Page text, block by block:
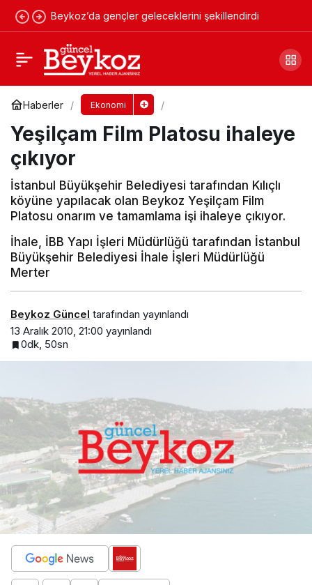
Beykoz’da gençler geleceklerini şekillendirdi
Haberler Ekonomi
Yeşilçam Film Platosu ihaleye
çıkıyor
İstanbul Büyükşehir Belediyesi tarafından Kılıçlı
köyüne yapılacak olan Beykoz Yeşilçam Film
Platosu onarım ve tamamlama işi ihaleye çıkıyor.
İhale, İBB Yapı İşleri Müdürlüğü tarafından İstanbul
Büyükşehir Belediyesi İhale İşleri Müdürlüğü
Merter
Beykoz Güncel tarafından yayınlandı
13 Aralık 2010, 21:00 yayınlandı
0dk, 50sn
Lojistiğin ilk mezunu Aras Kargo
Yorum Yap Paylaş